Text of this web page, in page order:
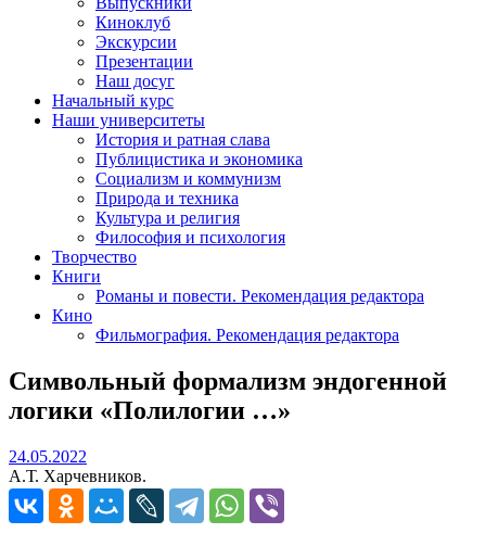
Киноклуб
Экскурсии
Презентации
Наш досуг
Начальный курс
Наши университеты
История и ратная слава
Публицистика и экономика
Социализм и коммунизм
Природа и техника
Культура и религия
Философия и психология
Творчество
Книги
Романы и повести. Рекомендация редактора
Кино
Фильмография. Рекомендация редактора
Символьный формализм эндогенной
логики «Полилогии …»
24.05.2022
А.Т. Харчевников.